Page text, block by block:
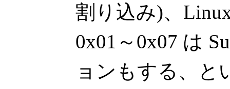
割り込み)、
0x01～0x07 は
ョンもする、と